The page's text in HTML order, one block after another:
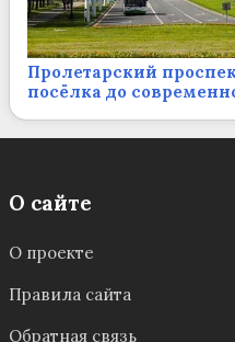
Пролетарский
посёлка до
О сайте
О проекте
Правила сайта
Обратная связь